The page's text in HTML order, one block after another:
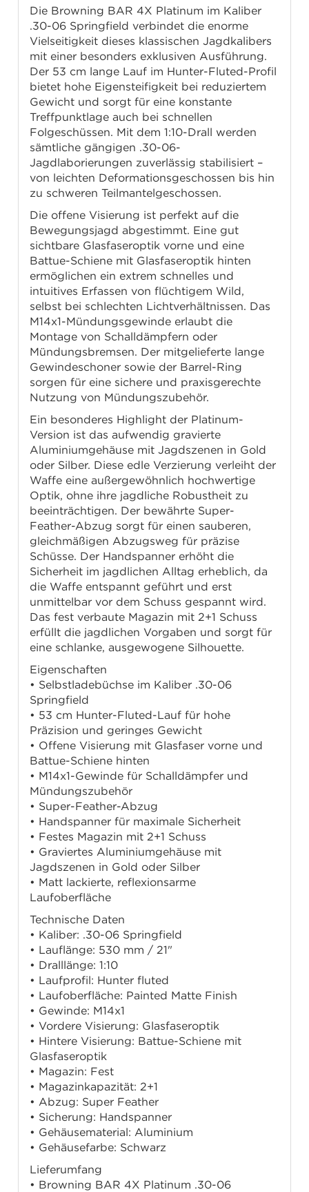
Die Browning BAR 4X Platinum im Kaliber
.30-06 Springfield verbindet die enorme
Vielseitigkeit dieses klassischen Jagdkalibers
mit einer besonders exklusiven Ausführung.
Der 53 cm lange Lauf im Hunter-Fluted-Profil
bietet hohe Eigensteifigkeit bei reduziertem
Gewicht und sorgt für eine konstante
Treffpunktlage auch bei schnellen
Folgeschüssen. Mit dem 1:10-Drall werden
sämtliche gängigen .30-06-
Jagdlaborierungen zuverlässig stabilisiert –
von leichten Deformationsgeschossen bis hin
zu schweren Teilmantelgeschossen.
Die offene Visierung ist perfekt auf die
Bewegungsjagd abgestimmt. Eine gut
sichtbare Glasfaseroptik vorne und eine
Battue-Schiene mit Glasfaseroptik hinten
ermöglichen ein extrem schnelles und
intuitives Erfassen von flüchtigem Wild,
selbst bei schlechten Lichtverhältnissen. Das
M14x1-Mündungsgewinde erlaubt die
Montage von Schalldämpfern oder
Mündungsbremsen. Der mitgelieferte lange
Gewindeschoner sowie der Barrel-Ring
sorgen für eine sichere und praxisgerechte
Nutzung von Mündungszubehör.
Ein besonderes Highlight der Platinum-
Version ist das aufwendig gravierte
Aluminiumgehäuse mit Jagdszenen in Gold
oder Silber. Diese edle Verzierung verleiht der
Waffe eine außergewöhnlich hochwertige
Optik, ohne ihre jagdliche Robustheit zu
beeinträchtigen. Der bewährte Super-
Feather-Abzug sorgt für einen sauberen,
gleichmäßigen Abzugsweg für präzise
Schüsse. Der Handspanner erhöht die
Sicherheit im jagdlichen Alltag erheblich, da
die Waffe entspannt geführt und erst
unmittelbar vor dem Schuss gespannt wird.
Das fest verbaute Magazin mit 2+1 Schuss
erfüllt die jagdlichen Vorgaben und sorgt für
eine schlanke, ausgewogene Silhouette.
Eigenschaften
• Selbstladebüchse im Kaliber .30-06
Springfield
• 53 cm Hunter-Fluted-Lauf für hohe
Präzision und geringes Gewicht
• Offene Visierung mit Glasfaser vorne und
Battue-Schiene hinten
• M14x1-Gewinde für Schalldämpfer und
Mündungszubehör
• Super-Feather-Abzug
• Handspanner für maximale Sicherheit
• Festes Magazin mit 2+1 Schuss
• Graviertes Aluminiumgehäuse mit
Jagdszenen in Gold oder Silber
• Matt lackierte, reflexionsarme
Laufoberfläche
Technische Daten
• Kaliber: .30-06 Springfield
• Lauflänge: 530 mm / 21"
• Dralllänge: 1:10
• Laufprofil: Hunter fluted
• Laufoberfläche: Painted Matte Finish
• Gewinde: M14x1
• Vordere Visierung: Glasfaseroptik
• Hintere Visierung: Battue-Schiene mit
Glasfaseroptik
• Magazin: Fest
• Magazinkapazität: 2+1
• Abzug: Super Feather
• Sicherung: Handspanner
• Gehäusematerial: Aluminium
• Gehäusefarbe: Schwarz
Lieferumfang
• Browning BAR 4X Platinum .30-06